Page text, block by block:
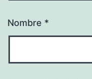
Nombre *